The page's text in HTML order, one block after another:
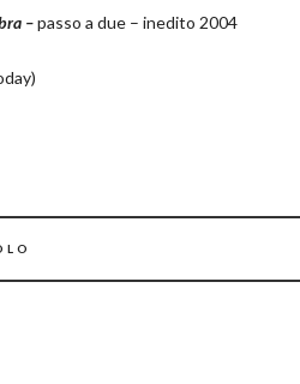
–passo a due – inedito 2004